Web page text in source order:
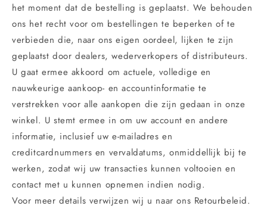
het moment dat de bestelling is geplaatst. We behouden
ons het recht voor om bestellingen te beperken of te
verbieden die, naar ons eigen oordeel, lijken te zijn
geplaatst door dealers, wederverkopers of distributeurs.
U gaat ermee akkoord om actuele, volledige en
nauwkeurige aankoop- en accountinformatie te
verstrekken voor alle aankopen die zijn gedaan in onze
winkel. U stemt ermee in om uw account en andere
informatie, inclusief uw e-mailadres en
creditcardnummers en vervaldatums, onmiddellijk bij te
werken, zodat wij uw transacties kunnen voltooien en
contact met u kunnen opnemen indien nodig.
Voor meer details verwijzen wij u naar ons Retourbeleid.